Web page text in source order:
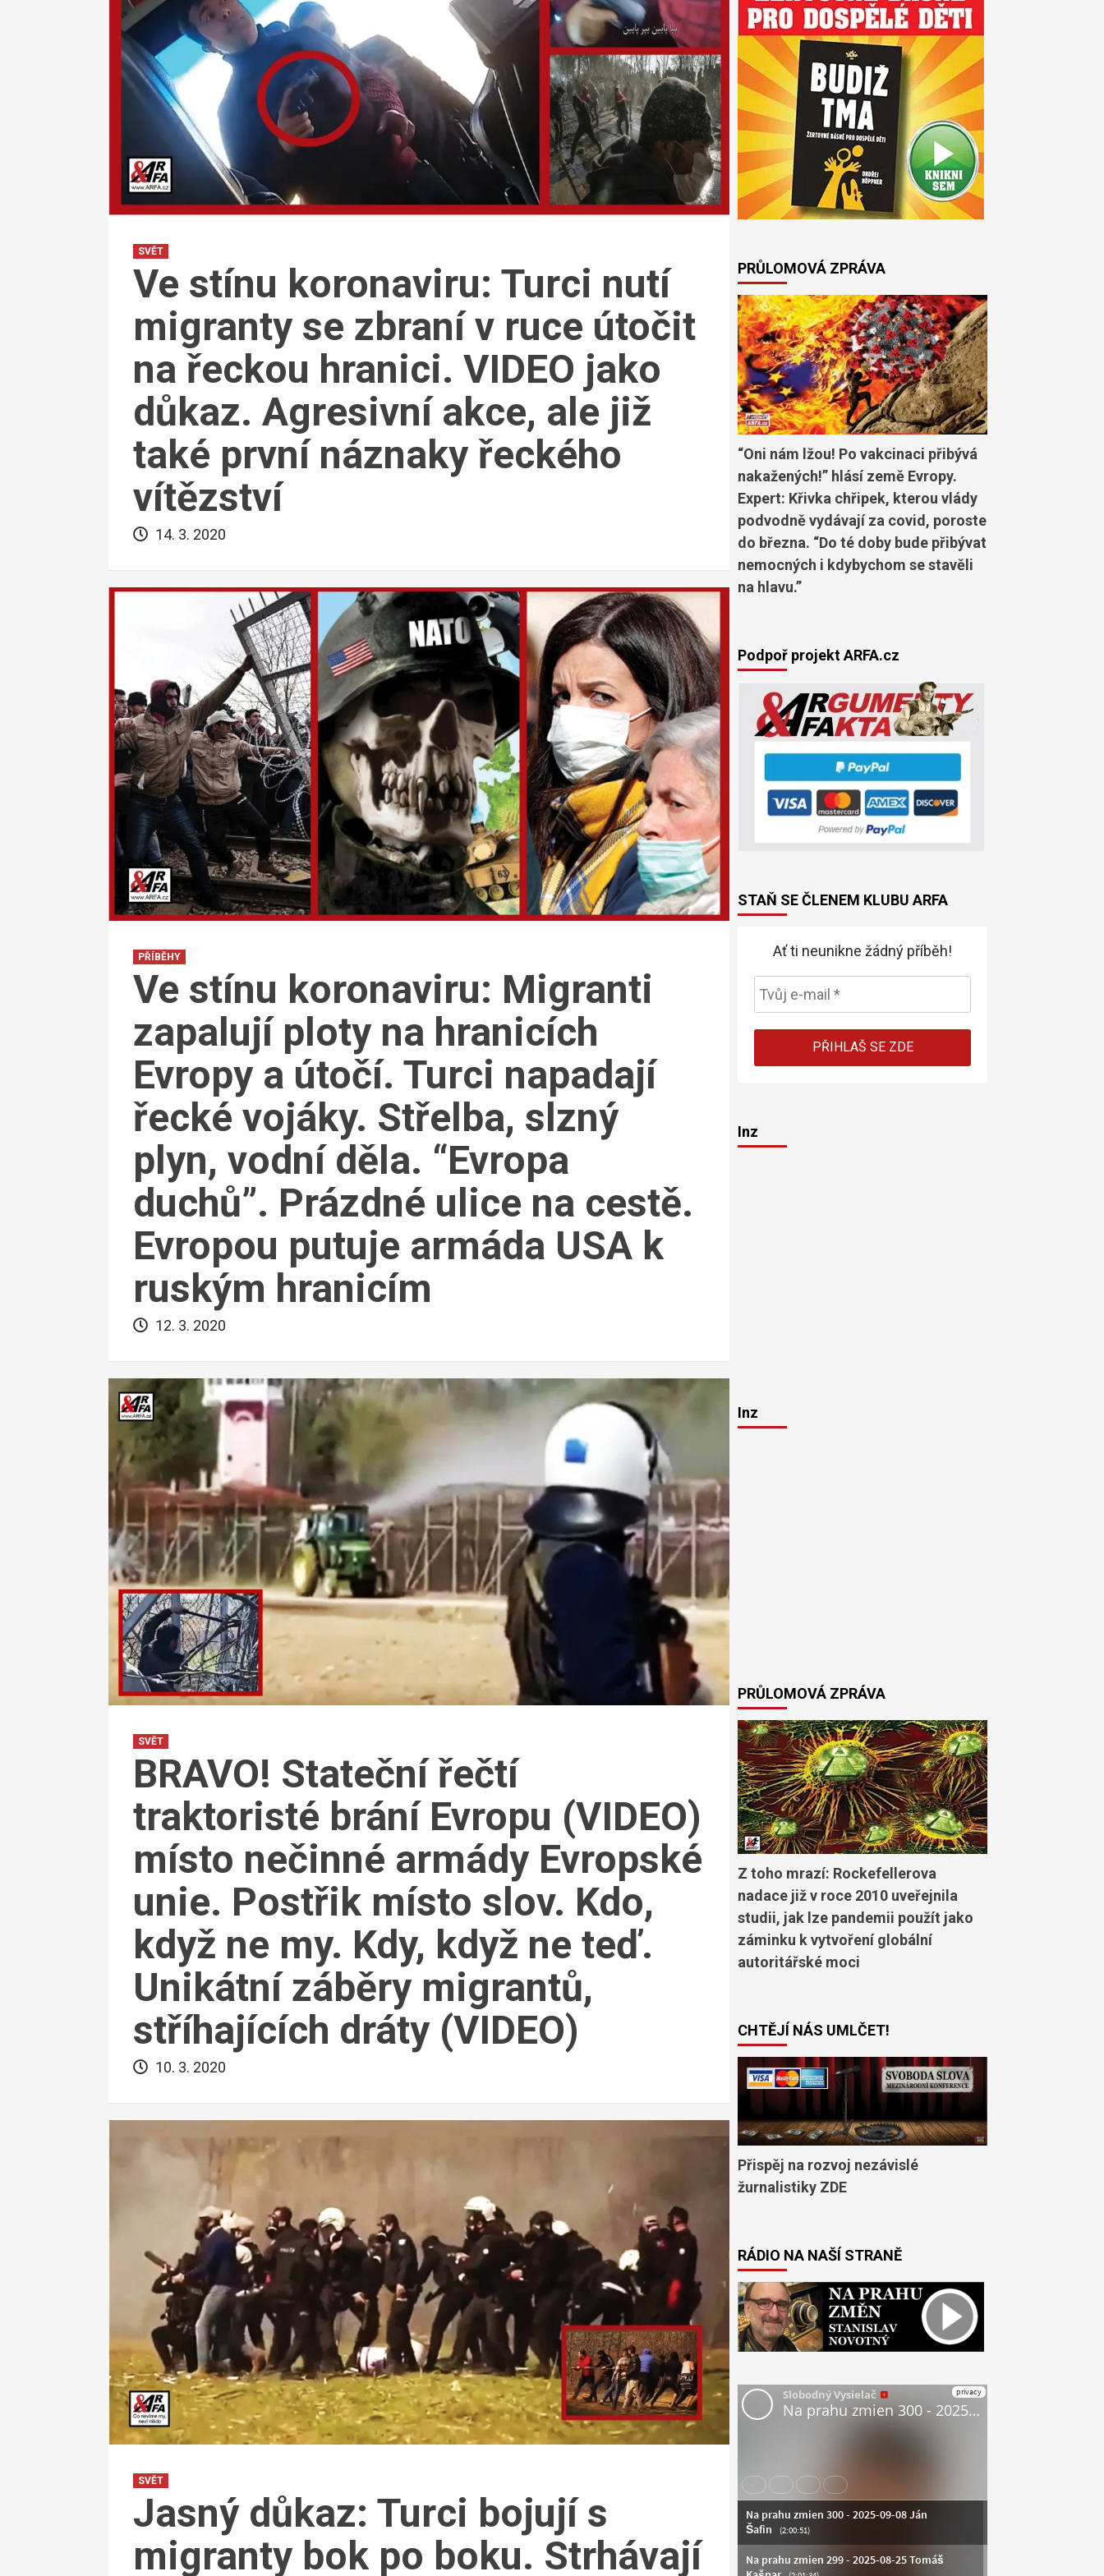
SVĚT
Ve stínu koronaviru: Turci nutí
migranty se zbraní v ruce útočit
na řeckou hranici. VIDEO jako
důkaz. Agresivní akce, ale již
také první náznaky řeckého
vítězství
14. 3. 2020
PŘÍBĚHY
Ve stínu koronaviru: Migranti
zapalují ploty na hranicích
Evropy a útočí. Turci napadají
řecké vojáky. Střelba, slzný
plyn, vodní děla. “Evropa
duchů”. Prázdné ulice na cestě.
Evropou putuje armáda USA k
ruským hranicím
12. 3. 2020
SVĚT
BRAVO! Stateční řečtí
traktoristé brání Evropu (VIDEO)
místo nečinné armády Evropské
unie. Postřik místo slov. Kdo,
když ne my. Kdy, když ne teď.
Unikátní záběry migrantů,
stříhajících dráty (VIDEO)
10. 3. 2020
SVĚT
Jasný důkaz: Turci bojují s
migranty bok po boku. Strhávají
PRŮLOMOVÁ ZPRÁVA
“Oni nám lžou! Po vakcinaci přibývá
nakažených!” hlásí země Evropy.
Expert: Křivka chřipek, kterou vlády
podvodně vydávají za covid, poroste
do března. “Do té doby bude přibývat
nemocných i kdybychom se stavěli
na hlavu.”
Podpoř projekt ARFA.cz
STAŇ SE ČLENEM KLUBU ARFA
Ať ti neunikne žádný příběh!
Inz
Inz
PRŮLOMOVÁ ZPRÁVA
Z toho mrazí: Rockefellerova
nadace již v roce 2010 uveřejnila
studii, jak lze pandemii použít jako
záminku k vytvoření globální
autoritářské moci
CHTĚJÍ NÁS UMLČET!
Přispěj na rozvoj nezávislé
žurnalistiky ZDE
RÁDIO NA NAŠÍ STRANĚ